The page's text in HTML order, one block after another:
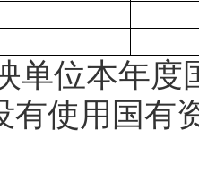
单位本年
有使用国有